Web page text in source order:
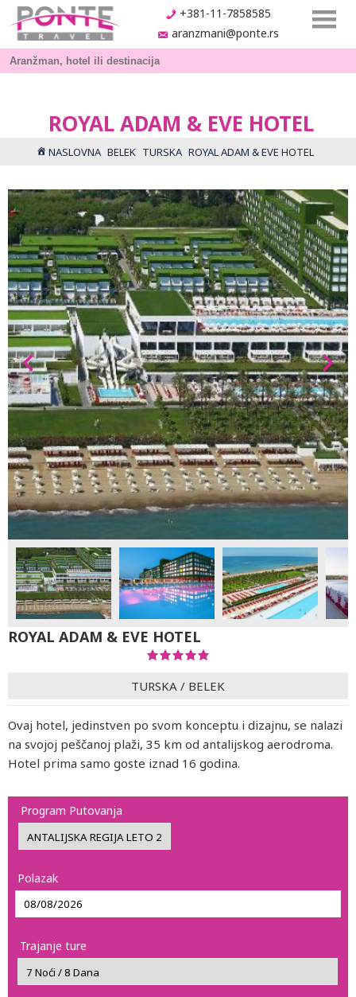
+381-11-7858585
aranzmani@ponte.rs
ROYAL ADAM & EVE HOTEL
NASLOVNA BELEK TURSKA ROYAL ADAM & EVE HOTEL
ROYAL ADAM & EVE HOTEL
TURSKA / BELEK
Ovaj hotel, jedinstven po svom konceptu i dizajnu, se nalazi
na svojoj peščanoj plaži, 35 km od antalijskog aerodroma.
Hotel prima samo goste iznad 16 godina.
Program Putovanja
Polazak
Trajanje ture